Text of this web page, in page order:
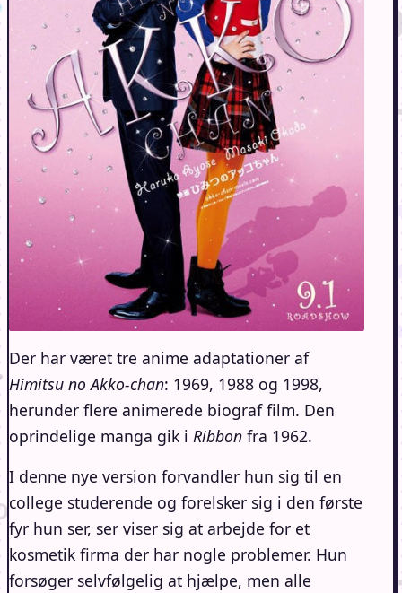
Der har været tre anime adaptationer af
Himitsu no Akko-chan: 1969, 1988 og 1998,
herunder flere animerede biograf film. Den
oprindelige manga gik i Ribbon fra 1962.
I denne nye version forvandler hun sig til en
college studerende og forelsker sig i den første
fyr hun ser, ser viser sig at arbejde for et
kosmetik firma der har nogle problemer. Hun
forsøger selvfølgelig at hjælpe, men alle